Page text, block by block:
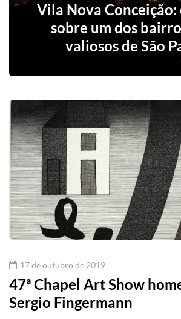
Vila Nova Conceição:
sobre um dos
valiosos de São
17 de outubro de 2019
47ª Chapel Art Show
Sergio Fingermann